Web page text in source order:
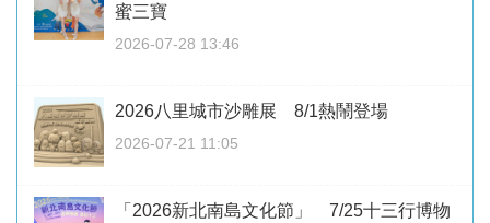
蜜三寶
2026-07-28 13:46
2026八里城市沙雕展 8/1熱鬧登場
2026-07-21 11:05
「2026新北南島文化節」 7/25十三行博物